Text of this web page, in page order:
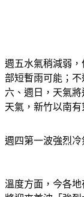
週五水氣稍減弱
部短暫雨可能；
六、週日，天氣
天氣，新竹以南
週四第一波強烈冷
溫度方面，今各